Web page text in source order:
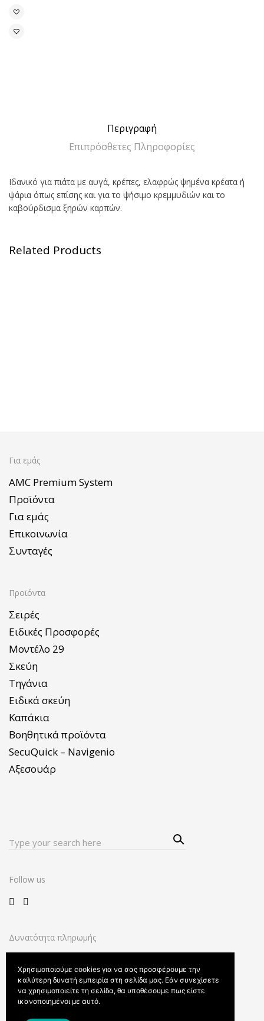
Περιγραφή
Επιπρόσθετες Πληροφορίες
Ιδανικό για πιάτα με αυγά, κρέπες, ελαφρώς ψημένα κρέατα ή
ψάρια όπως επίσης και για το ψήσιμο κρεμμυδιών και το
καβούρδισμα ξηρών καρπών.
Related Products
Για εμάς
AMC Premium System
Προϊόντα
Για εμάς
Επικοινωνία
Συνταγές
Προϊόντα
Σειρές
Ειδικές Προσφορές
Μοντέλο 29
Σκεύη
Τηγάνια
Ειδικά σκεύη
Καπάκια
Βοηθητικά προϊόντα
SecuQuick – Navigenio
Αξεσουάρ
Search
Sear
ch
Follow us
Δυνατότητα πληρωμής
Όροι και προϋποθέσεις
Χρησιμοποιούμε cookies για να σας προσφέρουμε την
καλύτερη δυνατή εμπειρία στη σελίδα μας. Εάν συνεχίσετε
να χρησιμοποιείτε τη σελίδα, θα υποθέσουμε πως είστε
ικανοποιημένοι με αυτό.